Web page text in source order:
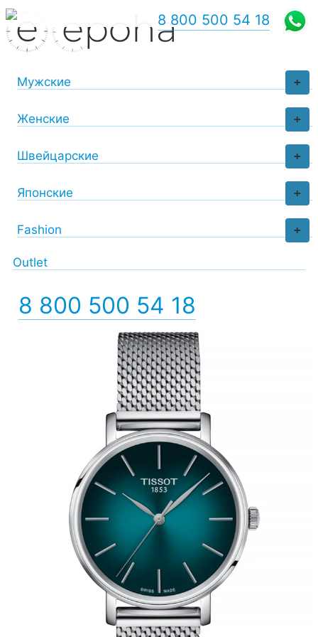
+
Мужские
+
Женские
+
Швейцарские
+
Японские
+
Fashion
Outlet
8 800 500 54 18
8 800 500 54 18